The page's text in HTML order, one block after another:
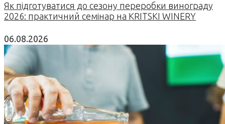
Як підготуватися до сезону переробки винограду
2026: практичний семінар на KRITSKI WINERY
06.08.2026